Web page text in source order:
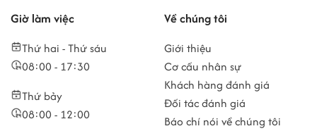
Giờ làm việc
Thứ hai - Thứ sáu
08:00 - 17:30
Thứ bảy
08:00 - 12:00
Về chúng tôi
Giới thiệu
Cơ cấu nhân sự
Khách hàng đánh giá
Đối tác đánh giá
Báo chí nói về chúng tôi